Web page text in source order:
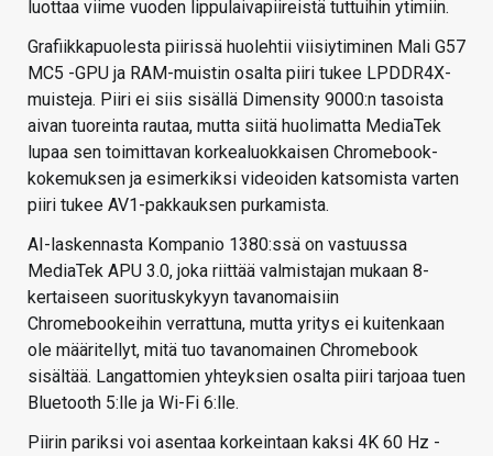
luottaa viime vuoden lippulaivapiireistä tuttuihin ytimiin.
Grafiikkapuolesta piirissä huolehtii viisiytiminen Mali G57
MC5 -GPU ja RAM-muistin osalta piiri tukee LPDDR4X-
muisteja. Piiri ei siis sisällä Dimensity 9000:n tasoista
aivan tuoreinta rautaa, mutta siitä huolimatta MediaTek
lupaa sen toimittavan korkealuokkaisen Chromebook-
kokemuksen ja esimerkiksi videoiden katsomista varten
piiri tukee AV1-pakkauksen purkamista.
AI-laskennasta Kompanio 1380:ssä on vastuussa
MediaTek APU 3.0, joka riittää valmistajan mukaan 8-
kertaiseen suorituskykyyn tavanomaisiin
Chromebookeihin verrattuna, mutta yritys ei kuitenkaan
ole määritellyt, mitä tuo tavanomainen Chromebook
sisältää. Langattomien yhteyksien osalta piiri tarjoaa tuen
Bluetooth 5:lle ja Wi-Fi 6:lle.
Piirin pariksi voi asentaa korkeintaan kaksi 4K 60 Hz -